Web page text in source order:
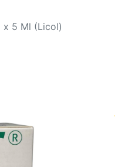
x 5 Ml (Licol)